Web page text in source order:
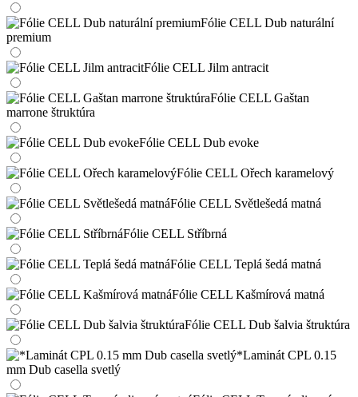
Fólie CELL Dub naturální
premium
Fólie CELL Jilm antracit
Fólie CELL Gaštan
marrone štruktúra
Fólie CELL Dub evoke
Fólie CELL Ořech karamelový
Fólie CELL Světlešedá matná
Fólie CELL Stříbrná
Fólie CELL Teplá šedá matná
Fólie CELL Kašmírová matná
Fólie CELL Dub šalvia štruktúra
*Laminát CPL 0.15
mm Dub casella svetlý